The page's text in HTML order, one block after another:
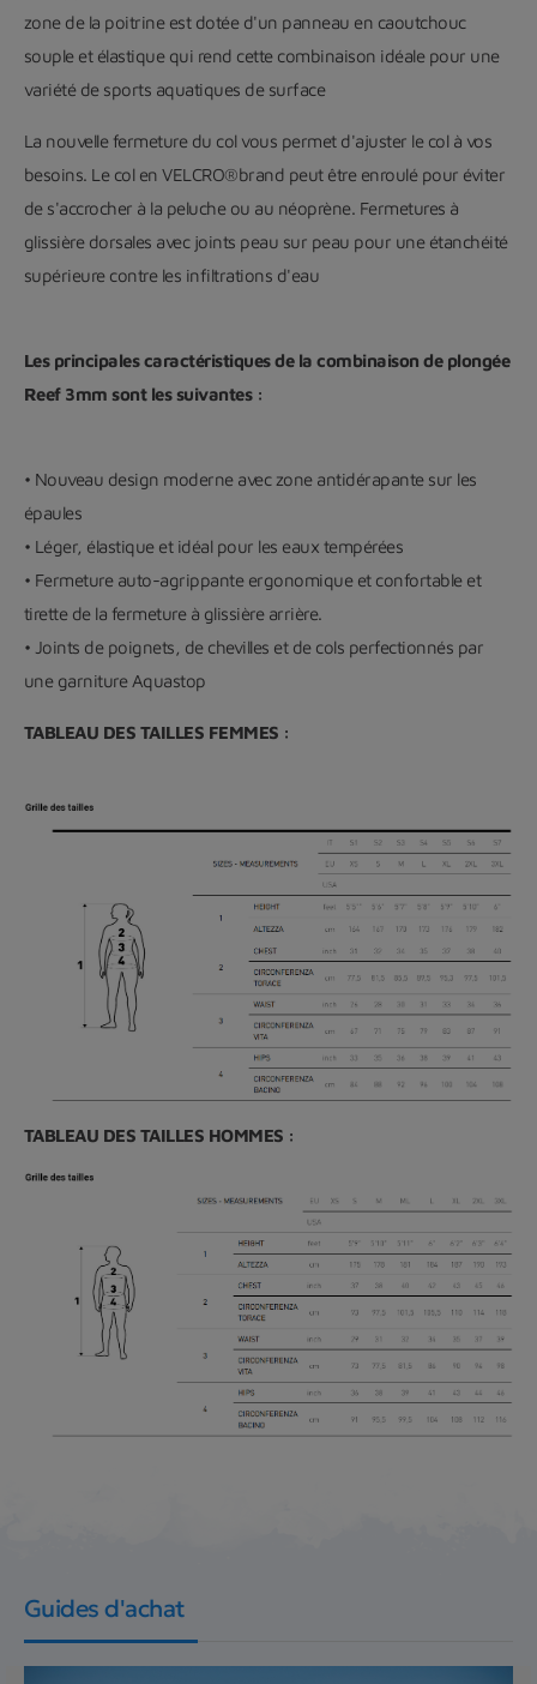
zone de la poitrine est dotée d'un panneau en caoutchouc
souple et élastique qui rend cette combinaison idéale pour une
variété de sports aquatiques de surface
La nouvelle fermeture du col vous permet d'ajuster le col à vos
besoins. Le col en VELCRO®brand peut être enroulé pour éviter
de s'accrocher à la peluche ou au néoprène. Fermetures à
glissière dorsales avec joints peau sur peau pour une étanchéité
supérieure contre les infiltrations d'eau
Les principales caractéristiques de la combinaison de plongée
Reef 3mm sont les suivantes :
• Nouveau design moderne avec zone antidérapante sur les
épaules
• Léger, élastique et idéal pour les eaux tempérées
• Fermeture auto-agrippante ergonomique et confortable et
tirette de la fermeture à glissière arrière.
• Joints de poignets, de chevilles et de cols perfectionnés par
une garniture Aquastop
TABLEAU DES TAILLES FEMMES :
TABLEAU DES TAILLES HOMMES :
Guides d'achat